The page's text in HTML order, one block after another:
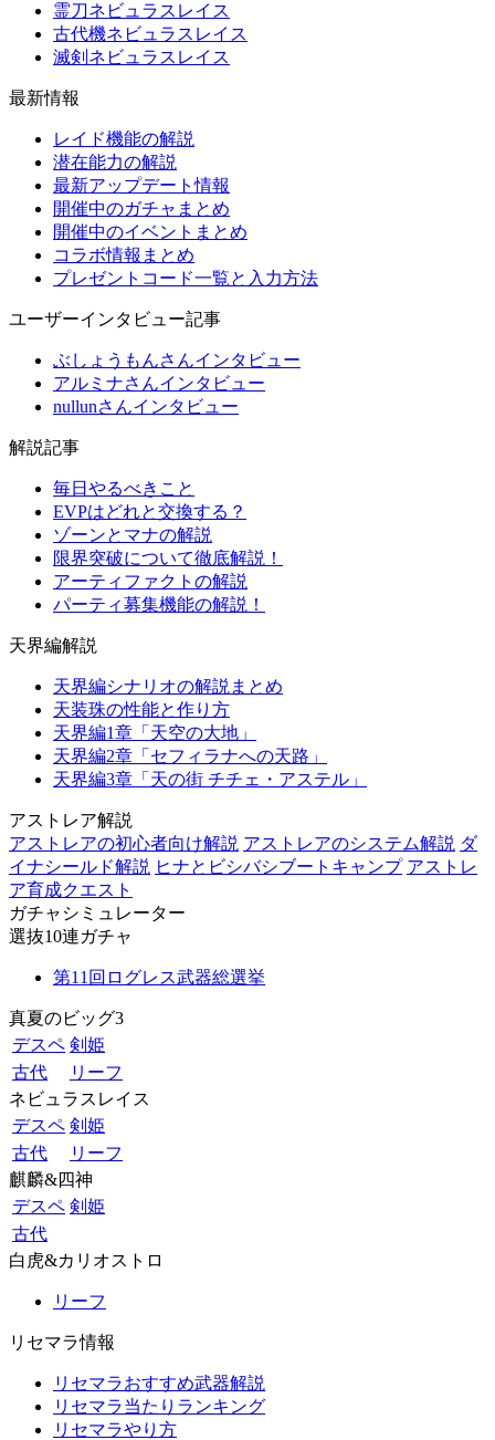
霊刀ネビュラスレイス
古代機ネビュラスレイス
滅剣ネビュラスレイス
最新情報
レイド機能の解説
潜在能力の解説
最新アップデート情報
開催中のガチャまとめ
開催中のイベントまとめ
コラボ情報まとめ
プレゼントコード一覧と入力方法
ユーザーインタビュー記事
ぶしょうもんさんインタビュー
アルミナさんインタビュー
nullunさんインタビュー
解説記事
毎日やるべきこと
EVPはどれと交換する？
ゾーンとマナの解説
限界突破について徹底解説！
アーティファクトの解説
パーティ募集機能の解説！
天界編解説
天界編シナリオの解説まとめ
天装珠の性能と作り方
天界編1章「天空の大地」
天界編2章「セフィラナへの天路」
天界編3章「天の街 チチェ・アステル」
アストレア解説
アストレアの初心者向け解説 アストレアのシステム解説 ダ
イナシールド解説 ヒナとビシバシブートキャンプ アストレ
ア育成クエスト
ガチャシミュレーター
選抜10連ガチャ
第11回ログレス武器総選挙
真夏のビッグ3
デスペ 剣姫
古代
リーフ
ネビュラスレイス
デスペ 剣姫
古代
リーフ
麒麟&四神
デスペ 剣姫
古代
白虎&カリオストロ
リーフ
リセマラ情報
リセマラおすすめ武器解説
リセマラ当たりランキング
リセマラやり方